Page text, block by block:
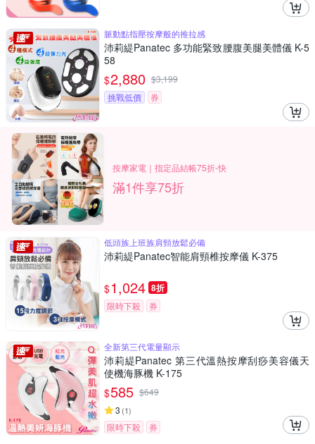
脈動點指壓按摩般的推拉感
沛莉緹Panatec 多功能緊致腰腹美腿美體儀 K-5
58
$2,880 $3,199
挑戰低價
券
按摩家電｜指定品結帳75折-快
滿1件享75折
低頭族上班族肩頸放鬆必備
沛莉緹Panatec智能肩頸椎按摩儀 K-375
$1,024 8折
限時下殺 券
全新第三代電量顯示
沛莉緹Panatec 第三代溫熱按摩刮痧美容儀天
使機海豚機 K-175
$585 $649
3 (1)
限時下殺
券